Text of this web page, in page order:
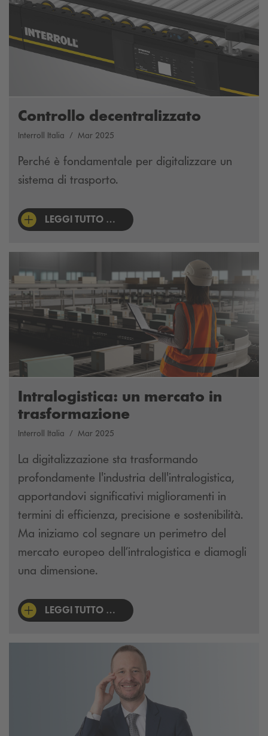
Controllo decentralizzato
Interroll Italia Mar 2025
Perché è fondamentale per digitalizzare un
sistema di trasporto.
LEGGI TUTTO …
Intralogistica: un mercato in
trasformazione
Interroll Italia Mar 2025
La digitalizzazione sta trasformando
profondamente l'industria dell'intralogistica,
apportandovi significativi miglioramenti in
termini di efficienza, precisione e sostenibilità.
Ma iniziamo col segnare un perimetro del
mercato europeo dell’intralogistica e diamogli
una dimensione.
LEGGI TUTTO …